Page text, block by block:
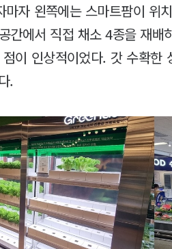
마자 왼쪽에는 스마트팜이 위
간에서 직접 채소 4종을 재
이 인상적이었다. 갓 수확한
.